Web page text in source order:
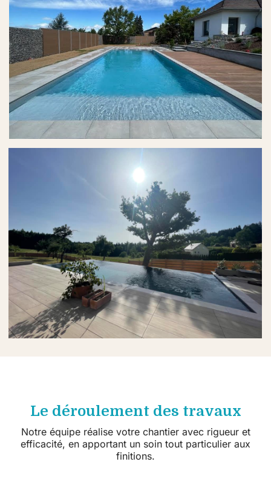
Le déroulement des travaux
Notre équipe réalise votre chantier avec rigueur et
efficacité, en apportant un soin tout particulier aux
finitions.